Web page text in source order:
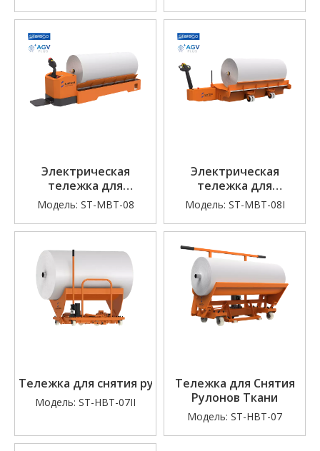
Электрическая
тележка для
транспортировки
рулонныхпартий
Модель: ST-MBT-08
Электрическая
тележка для
транспортировки
больших партий
(тонкая модель)
Модель: SТ-МBТ-08I
Тележка для снятия рулонов ткани (Тяжелая
Модель: SТ-HBT-07II
Тележка для Снятия
Рулонов Ткани
Модель: ST-HBT-07